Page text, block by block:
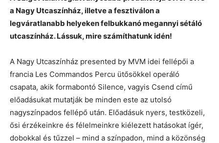
a Nagy Utcaszínház, illetve a fesztiválon a
legváratlanabb helyeken felbukkanó megannyi sétáló
utcaszínház. Lássuk, mire számíthatunk idén!
A Nagy Utcaszínház presented by MVM idei fellépői a
francia Les Commandos Percu ütősökkel operáló
csapata, akik formabontó Silence, vagyis Csend című
előadásukat mutatják be minden este az utolsó
nagyszínpados fellépő után. Előadásuk nyers, testközeli,
ősi érzékeinkre és félelmeinkre kiélezett hatásokat ígér,
dobokkal és tűzzel – mind a színpadon, mind a közönség